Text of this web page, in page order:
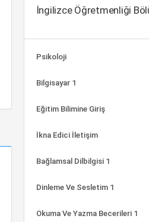
İngilizce Öğretmenliği
Psikoloji
Bilgisayar 1
Eğitim Bilimine Giriş
İkna Edici İletişim
Bağlamsal Dilbilgisi 1
Dinleme Ve Sesletim 1
Okuma Ve Yazma Becerileri 1